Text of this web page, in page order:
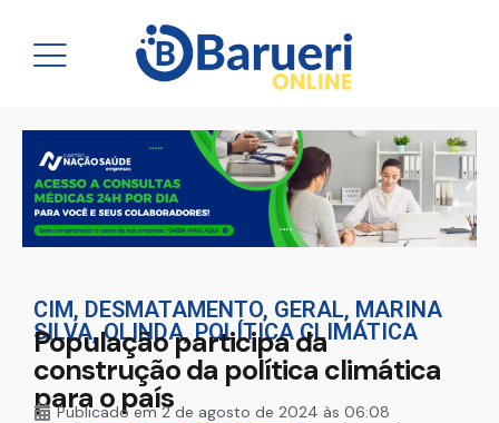
CIM, DESMATAMENTO, GERAL, MARINA
SILVA,OLINDA,POLÍTICA CLIMÁTICA
População participa da
construção da política climática
para o país
Publicado em2 de agosto de 2024 às 06:08